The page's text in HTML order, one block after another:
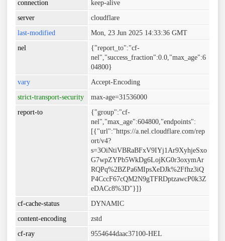
connection
keep-alive
server
cloudflare
last-modified
Mon, 23 Jun 2025 14:33:36 GMT
nel
{"report_to":"cf-
nel","success_fraction":0.0,"max_age":6
04800}
vary
Accept-Encoding
strict-transport-security
max-age=31536000
report-to
{"group":"cf-
nel","max_age":604800,"endpoints":
[{"url":"https://a.nel.cloudflare.com/rep
ort/v4?
s=3OiNtiVBRaBFxV9IYj1Ar9XyhjeSxo
G7wpZYPb5WkDg6LojKG0r3oxymAr
RQPq%2BZPa6MIpsXeDJk%2Ffhz3iQ
P4CccF67cQM2N9gTFRDptzawcP0k3Z
eDACc8%3D"}]}
cf-cache-status
DYNAMIC
content-encoding
zstd
cf-ray
9554644daac37100-HEL